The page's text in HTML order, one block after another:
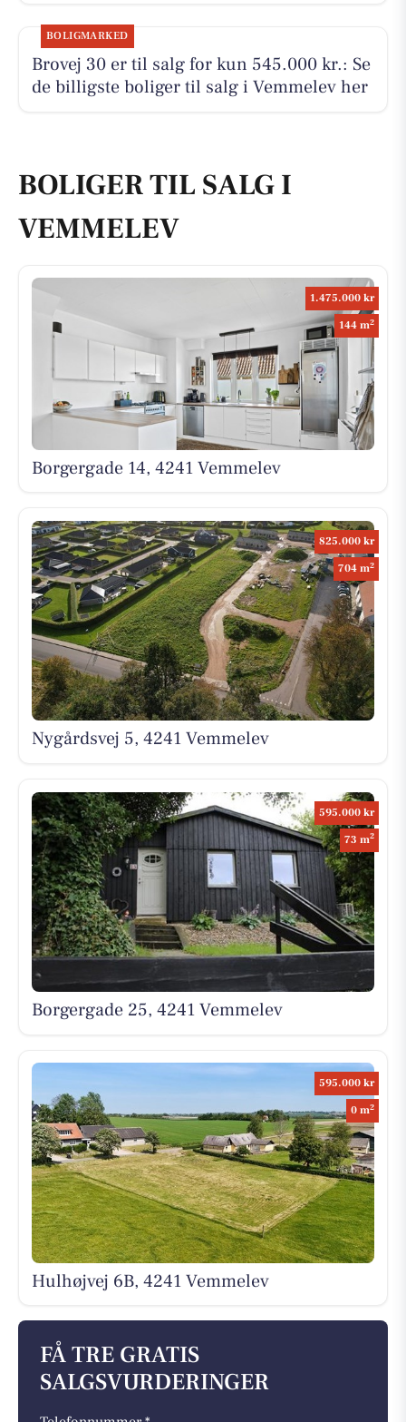
BOLIGMARKED
Brovej 30 er til salg for kun 545.000 kr.: Se
de billigste boliger til salg i Vemmelev her
BOLIGER TIL SALG I
VEMMELEV
1.475.000 kr
144 m2
Borgergade 14, 4241 Vemmelev
825.000 kr
704 m2
Nygårdsvej 5, 4241 Vemmelev
595.000 kr
73 m2
Borgergade 25, 4241 Vemmelev
595.000 kr
0 m2
Hulhøjvej 6B, 4241 Vemmelev
FÅ TRE GRATIS
SALGSVURDERINGER